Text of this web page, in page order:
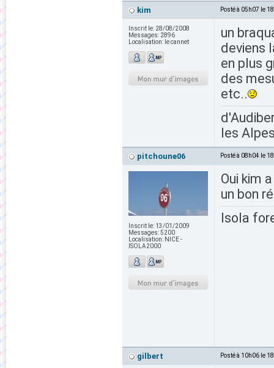
kim Posté à 05h07 le
Inscrit le: 28/08/2008
Messages: 2896
Localisation: le cannet
un
deviens
en plus
des
etc..
les
pitchoune06 Posté à 08h04 le
Inscrit le: 13/01/2009
Messages:5200
Localisation: NICE -
ISOLA2000
Oui kim
un bon
Isola
gilbert Posté à 10h06 le